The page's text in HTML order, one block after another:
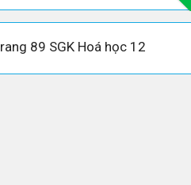
89 SGK Hoá học 12